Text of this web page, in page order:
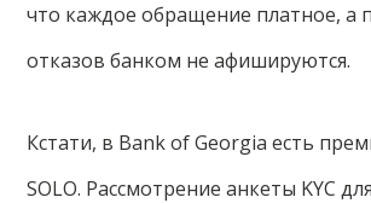
что каждое обращение платное, а
отказов банком не афишируются.
Кстати, в Bank of Georgia есть
SOLO. Рассмотрение анкеты KYC